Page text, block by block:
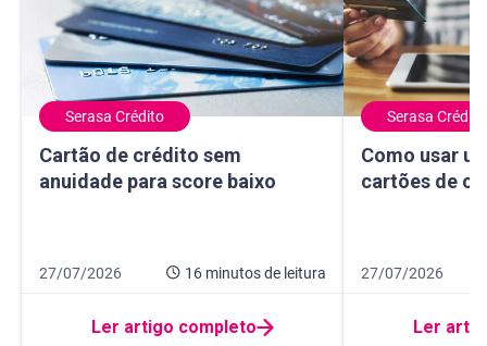
Serasa Crédito
Cartão de crédito sem
anuidade para score baixo
Cartão de crédito sem anuidade para score baixo
Data de publicação 27 de julho de 2026
27/07/2026 16 minutosde leitura
16 minutos de leitura
Ler artigo completo
Serasa Crédito
Como usar
cartões de
Como usar um
Data de
27/07/2026
10 minutos de
Ler